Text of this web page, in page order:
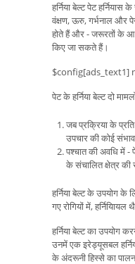
हर्निया बेल्ट पेट हर्नियास
वंक्षण, ऊरु, गर्भनाल और
होते हैं और - जरूरतों के
किए जा सकते हैं।
$config[ads_text1]
पेट के हर्निया बेल्ट दो
जब प्रक्रिया के
उपचार की कोई
पश्चात की अवधि में
के संचालित क्षेत्र की
हर्निया बेल्ट के उपयोग के
गए रोगियों में,
हर्निया बेल्ट का उपयोग
उनमें एक इरेड्यूसबल
के अंदरूनी हिस्से का